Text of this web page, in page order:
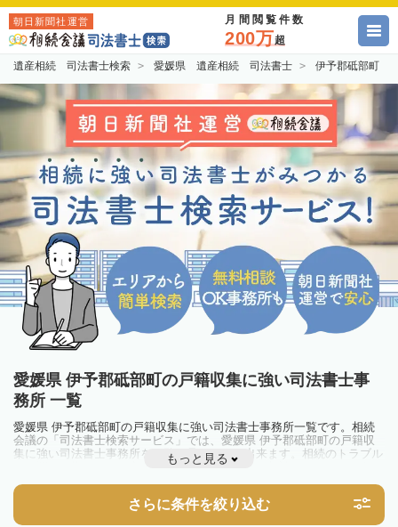
朝日新聞社運営 月間閲覧件数
200万超
遺産相続 司法書士検索 愛媛県 遺産相続 司法書士 伊予郡砥部町
愛媛県 伊予郡砥部町の戸籍収集に強い司法書士事
務所 一覧
愛媛県 伊予郡砥部町の戸籍収集に強い司法書士事務所一覧です。相続
会議の「司法書士検索サービス」では、愛媛県 伊予郡砥部町の戸籍収
集に強い司法書士事務所を一覧で見ることが出来ます。相続のトラブル
やお悩みを抱えている方は一度近隣の司法書士に相談してみましょう。
もっと見る
さらに条件を絞り込む